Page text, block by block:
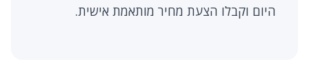
היום וקבלו הצעת מחיר מותאמת אישית.